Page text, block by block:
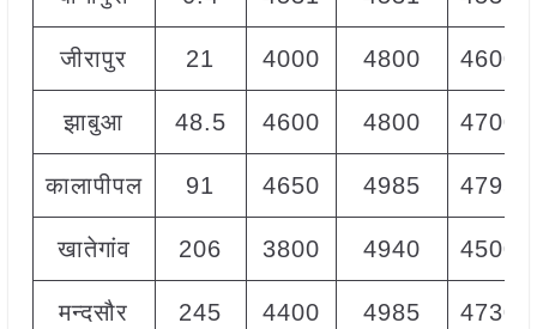
जीरापुर 21 4000 4800 4600
झाबुआ 48.5 4600 4800 4700
कालापीपल 91 4650 4985 4795
खातेगांव 206 3800 4940 4500
मन्दसौर 245 4400 4985 4730